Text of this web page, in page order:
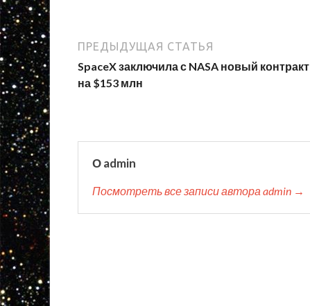
ПРЕДЫДУЩАЯ СТАТЬЯ
SpaceX заключила с NASA новый контракт
на $153 млн
О admin
Посмотреть все записи автора admin →